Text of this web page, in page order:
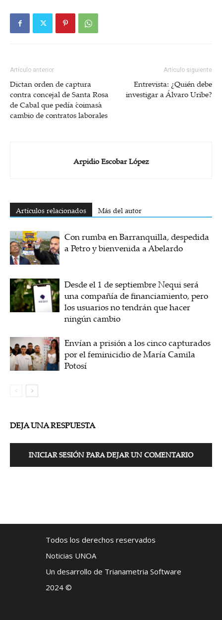
Artículo anterior
Dictan orden de captura
contra concejal de Santa Rosa
de Cabal que pedía ´coimas´a
cambio de contratos laborales
Artículo siguiente
Entrevista: ¿Quién debe
investigar a Álvaro Uribe?
Arpidio Escobar López
Artículos relacionados Más del autor
Con rumba en Barranquilla, despedida
a Petro y bienvenida a Abelardo
Desde el 1 de septiembre Nequi será
una compañía de financiamiento, pero
los usuarios no tendrán que hacer
ningún cambio
Envían a prisión a los cinco capturados
por el feminicidio de María Camila
Potosí
DEJA UNA RESPUESTA
INICIAR SESIÓN PARA DEJAR UN COMENTARIO
Todos los derechos reservados
Noticias UNOA
Un desarrollo de Trianametria Software
2024 ©